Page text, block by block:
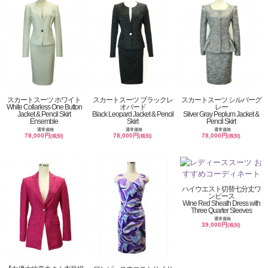
スカートスーツ ホワイト
White Collarless One Button
Jacket & Pencil Skirt
Ensemble
通常価格
78,000円(税別)
スカートスーツ ブラックレ
オパード
Black Leopard Jacket & Pencil
Skirt
通常価格
78,000円(税別)
スカートスーツ シルバーグ
レー
Silver Gray Peplum Jacket &
Pencil Skirt
通常価格
78,000円(税別)
ハイウエスト切替七分丈ワ
ンピース
Wine Red Sheath Dress with
Three Quarter Sleeves
通常価格
39,000円(税別)